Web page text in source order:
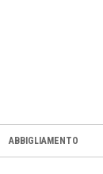
ABBIGLIAMENTO